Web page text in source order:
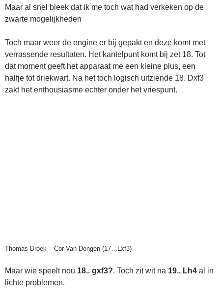
Maar al snel bleek dat ik me toch wat had verkeken op de
zwarte mogelijkheden
Toch maar weer de engine er bij gepakt en deze komt met
verrassende resultaten. Het kantelpunt komt bij zet 18. Tot
dat moment geeft het apparaat me een kleine plus, een
halfje tot driekwart. Na het toch logisch uitziende 18. Dxf3
zakt het enthousiasme echter onder het vriespunt.
Thomas Broek – Cor Van Dongen (17…Lxf3)
Maar wie speelt nou 18.. gxf3?. Toch zit wit na 19.. Lh4 al in
lichte problemen.